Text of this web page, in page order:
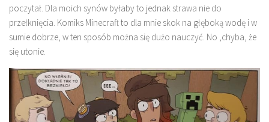
poczytał. Dla moich synów byłaby to jednak strawa nie do
przełknięcia. Komiks Minecraft to dla mnie skok na głęboką wodę i w
sumie dobrze, w ten sposób można się dużo nauczyć. No ,chyba, że
się utonie.